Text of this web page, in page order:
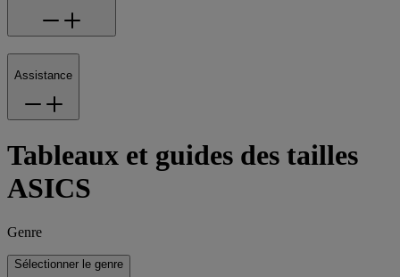
Assistance
Tableaux et guides des tailles
ASICS
Genre
Sélectionner le genre